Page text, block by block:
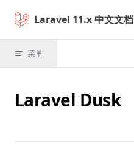
Skip to content
Laravel 11.x 中文文档
菜单
Laravel Dusk